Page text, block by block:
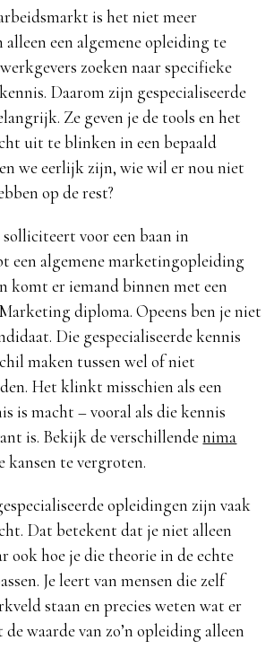
is het niet meer
alleen een algemene opleiding te
zoeken naar specifieke
Daarom zijn gespecialiseerde
Ze geven je de tools en het
uit te blinken in een bepaald
we eerlijk zijn, wie wil er nou niet
op de rest?
voor een baan in
een algemene marketingopleiding
komt er iemand binnen met een
diploma. Opeens ben je niet
Die gespecialiseerde kennis
maken tussen wel of niet
Het klinkt misschien als een
is macht – vooral als die kennis
is. Bekijk de verschillendenima
kansen te vergroten.
opleidingen zijn vaak
Dat betekent dat je niet alleen
ook hoe je die theorie in de echte
Je leert van mensen die zelf
staan en precies weten wat er
waarde van zo’n opleiding alleen